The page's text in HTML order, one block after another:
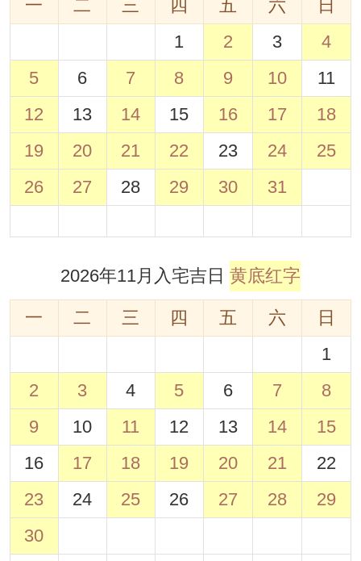
一 二 三 四 五 六
日
1
2 3
4
5
6 7 8 9 10
11
12
13 14 15 16 17
18
19
20 21 22 23 24
25
26
27 28 29 30 31
2026年11月入宅吉日 黄底红字
一 二 三 四 五 六
日
1
2
3 4 5 6 7
8
9
10 11 12 13 14
15
16
17 18 19 20 21
22
23
24 25 26 27 28
29
30